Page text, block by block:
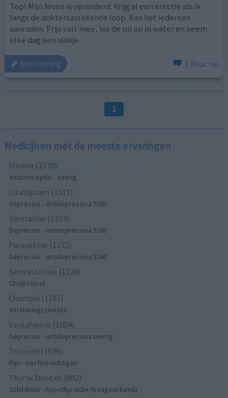
Top! Mijn leven is veranderd. Krijg al een erectie als ik
langs de doktersassistente loop. Kan het iedereen
aanraden. Prijs valt mee, los de pil op in water en neem
elke dag een slokje.
geef mening 1 Reactie
1
Medicijnen met de meeste ervaringen
Mirena (2378)
Anticonceptie - overig
Citalopram (1513)
Depressie - antidepressiva SSRI
Sertraline (1274)
Depressie - antidepressiva SSRI
Paroxetine (1272)
Depressie - antidepressiva SSRI
Simvastatine (1228)
Cholesterol
Champix (1187)
Verslavingsziekten
Venlafaxine (1004)
Depressie - antidepressiva overig
Tramadol (939)
Pijn - morfine-achtigen
Thyrax Duotab (882)
Schildklier - hypothyroidie (traagwerkend)